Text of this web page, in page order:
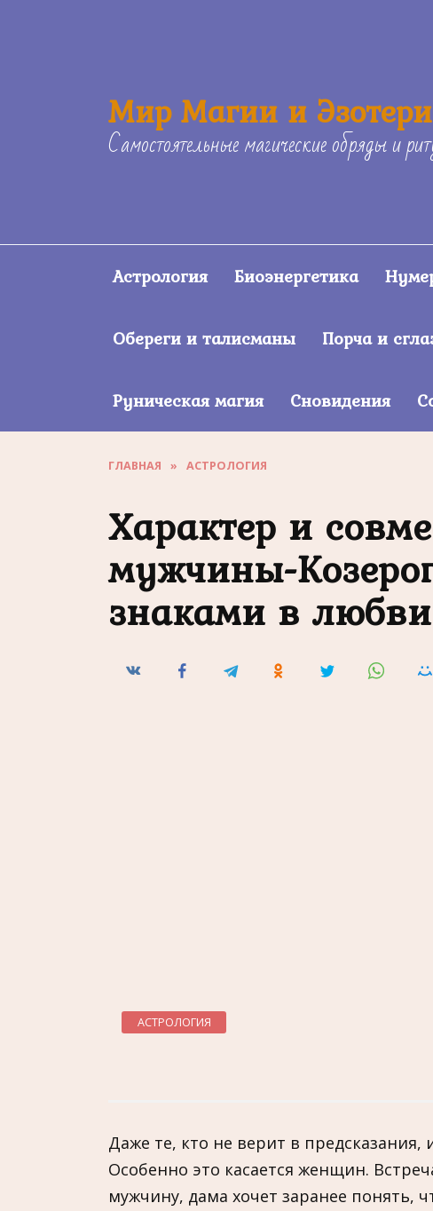
Мир Магии и
Самостоятельные магические обряды и
Астрология Биоэнергетика
Обереги и талисманы Порча и
Руническая магия Сновидения
ГЛАВНАЯ » АСТРОЛОГИЯ
Характер и
мужчины-
знаками в любви
АСТРОЛОГИЯ
Даже те, кто не верит в
Особенно это касается женщин.
мужчину, дама хочет заранее понять,